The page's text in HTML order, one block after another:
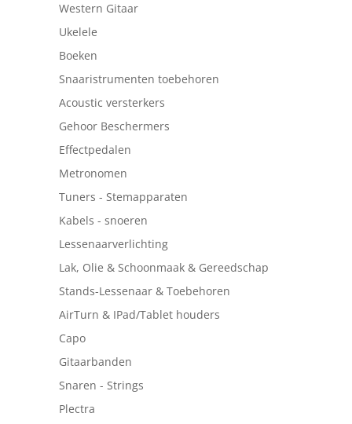
Western Gitaar
Ukelele
Boeken
Snaaristrumenten toebehoren
Acoustic versterkers
Gehoor Beschermers
Effectpedalen
Metronomen
Tuners - Stemapparaten
Kabels - snoeren
Lessenaarverlichting
Lak, Olie & Schoonmaak & Gereedschap
Stands-Lessenaar & Toebehoren
AirTurn & IPad/Tablet houders
Capo
Gitaarbanden
Snaren - Strings
Plectra